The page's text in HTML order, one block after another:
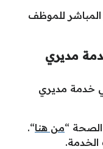
المباشر للموظف
مديري
خدمة مديري
“من هنا“.
الخدمة.